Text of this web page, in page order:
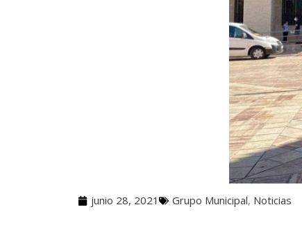
junio 28, 2021 Grupo Municipal, Noticias